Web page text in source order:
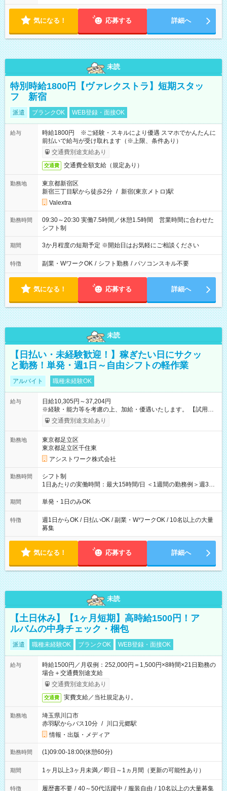
気になる！ 応募する 詳細へ
未読
特別時給1800円【ヴァレクストラ】短期スタッ
フ 新宿
派遣 ブランクOK WEB登録・面接OK
給与
時給1800円 ※ご経験・スキルにより優遇 スマホでかんたんに
前払いで給与が受け取れます（※上限、条件あり）
交通費別途支給あり
交通費 交通費全額支給（規定あり）
勤務地
東京都新宿区
新宿三丁目駅から徒歩2分 / 新宿(東京メトロ)駅
Valextra
勤務時間
09:30～20:30 実働7.5時間／休憩1.5時間 営業時間に合わせた
シフト制
期間 3か月程度の短期予定 ※開始日はお気軽にご相談ください
特徴 副業・WワークOK / シフト勤務 / パソコンスキル不要
気になる！ 応募する 詳細へ
未読
【日払い・未経験歓迎！】稼ぎたい日にサクッ
と勤務！単発・週1日～自由シフトの軽作業
アルバイト 職種未経験OK
給与
日給10,305円～37,204円
※経験・能力等を考慮の上、加給・優遇いたします。 【試用期
間】試用期間なし
交通費別途支給あり
勤務地
東京都足立区
東京都足立区千住東
アシストワーク株式会社
勤務時間
シフト制
1日あたりの実働時間：最大15時間/日 ＜1週間の勤務例＞週3回
勤務 勤務：月・水・金 休み：火・木・土・日 好きな時にお仕事
可能です！ ※1日あたりの最大実働時間は日勤、夜勤共に勤務し
期間 単発・1日のみOK
特徴
週1日からOK / 日払いOK / 副業・WワークOK / 10名以上の大量
募集
気になる！ 応募する 詳細へ
未読
【土日休み】【1ヶ月短期】高時給1500円！ア
ルバムの中身チェック・梱包
派遣 職種未経験OK ブランクOK WEB登録・面接OK
給与
時給1500円／月収例：252,000円＝1,500円×8時間×21日勤務の
場合＋交通費別途支給
交通費別途支給あり
交通費 実費支給／当社規定あり。
勤務地
埼玉県川口市
赤羽駅からバス10分 / 川口元郷駅
情報・出版・メディア
勤務時間 (1)09:00-18:00(休憩60分)
期間 1ヶ月以上3ヶ月未満／即日～1ヵ月間（更新の可能性あり）
特徴 履歴書不要 / 40～50代活躍中 / 服装自由 / 10名以上の大量募集